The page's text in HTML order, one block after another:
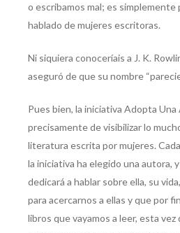
o escribamos mal; es simplemente
hablado de mujeres escritoras.
Ni siquiera conoceríais a J. K.
aseguró de que su nombre
Pues bien, la iniciativa Adopta
precisamente de visibilizar lo
literatura escrita por mujeres.
la iniciativa ha elegido una autora,
dedicará a hablar sobre ella, su
para acercarnos a ellas y que por
libros que vayamos a leer, esta